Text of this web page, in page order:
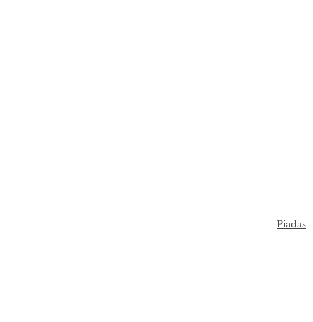
Piadas